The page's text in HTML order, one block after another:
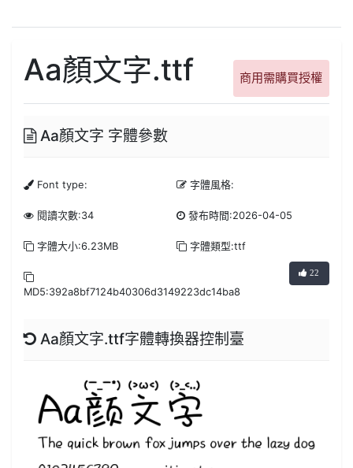
Aa顏文字.ttf 商用需購買授權
Aa顏文字 字體參數
Font type: 字體風格:
閱讀次數:34 發布時間:2026-04-05
字體大小:6.23MB 字體類型:ttf
MD5:392a8bf7124b40306d3149223dc14ba8
22
Aa顏文字.ttf字體轉換器控制臺